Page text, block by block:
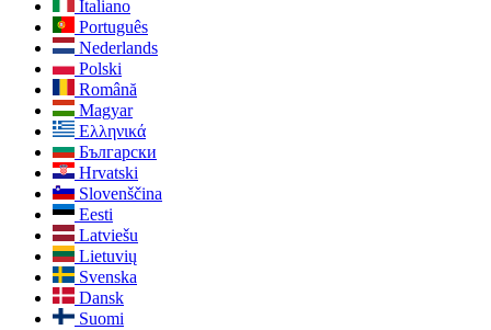
Italiano
Português
Nederlands
Polski
Română
Magyar
Ελληνικά
Български
Hrvatski
Slovenščina
Eesti
Latviešu
Lietuvių
Svenska
Dansk
Suomi